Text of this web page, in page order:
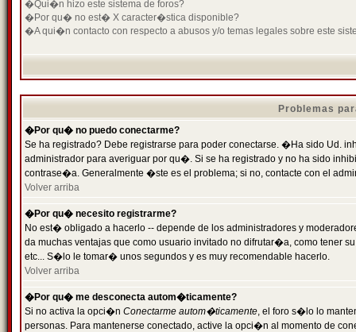
�Qui�n hizo este sistema de foros?
�Por qu� no est� X caracter�stica disponible?
�A qui�n contacto con respecto a abusos y/o temas legales sobre este
Problemas
�Por qu� no puedo conectarme?
Se ha registrado? Debe registrarse para poder conectarse. �Ha sido Ud.
administrador para averiguar por qu�. Si se ha registrado y no ha sido
contrase�a. Generalmente �ste es el problema; si no, contacte con el
Volver arriba
�Por qu� necesito registrarme?
No est� obligado a hacerlo -- depende de los administradores y
da muchas ventajas que como usuario invitado no difrutar�a, como tener
etc... S�lo le tomar� unos segundos y es muy recomendable hacerlo.
Volver arriba
�Por qu� me desconecta autom�ticamente?
Si no activa la opci�n Conectarme autom�ticamente, el foro s�lo lo
personas. Para mantenerse conectado, active la opci�n al momento de